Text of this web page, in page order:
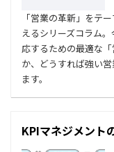
「営業の革新」をテ
えるシリーズコラム
応するための最適な
か、どうすれば強い
ます。
KPIマネジメント